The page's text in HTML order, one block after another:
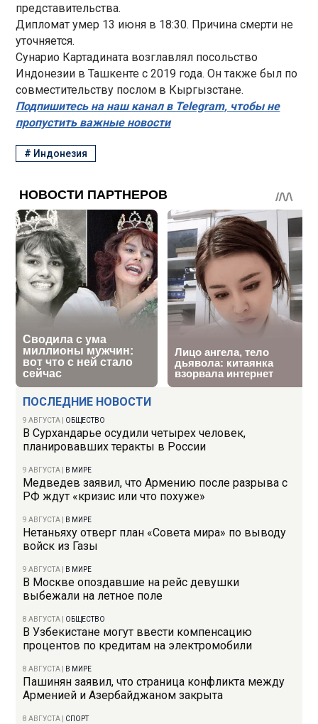
ПОСЛЕДНИЕ НОВОСТИ
9 АВГУСТА ОБЩЕСТВО
В Сурхандарье осудили четырех человек,
планировавших теракты в России
9 АВГУСТА В МИРЕ
Медведев заявил, что Армению после разрыва с
РФ ждут «кризис или что похуже»
9 АВГУСТА В МИРЕ
Нетаньяху отверг план «Совета мира» по выводу
войск из Газы
9 АВГУСТА В МИРЕ
В Москве опоздавшие на рейс девушки
выбежали на летное поле
8 АВГУСТА ОБЩЕСТВО
В Узбекистане могут ввести компенсацию
процентов по кредитам на электромобили
8 АВГУСТА В МИРЕ
Пашинян заявил, что страница конфликта между
Арменией и Азербайджаном закрыта
8 АВГУСТА СПОРТ
представительства.
Дипломат умер 13 июня в 18:30. Причина смерти не
уточняется.
Сунарио Картадината возглавлял посольство
Индонезии в Ташкенте с 2019 года. Он также был по
совместительству послом в Кыргызстане.
Подпишитесь на наш канал в Telegram, чтобы не
пропустить важные новости
# Индонезия